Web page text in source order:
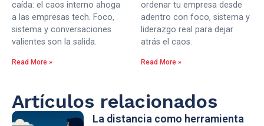
caída: el caos interno ahoga
a las empresas tech. Foco,
sistema y conversaciones
valientes son la salida.
Read More »
ordenar tu empresa desde
adentro con foco, sistema y
liderazgo real para dejar
atrás el caos.
Read More »
Artículos relacionados
La distancia como herramienta